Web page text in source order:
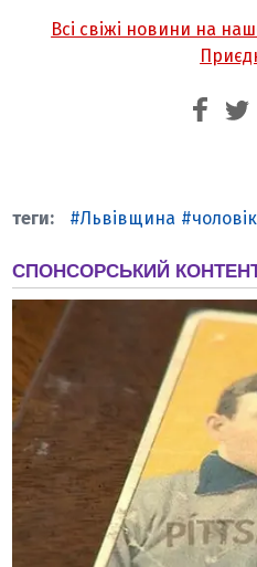
Всі свіжі новини на
Львівщина чоловік